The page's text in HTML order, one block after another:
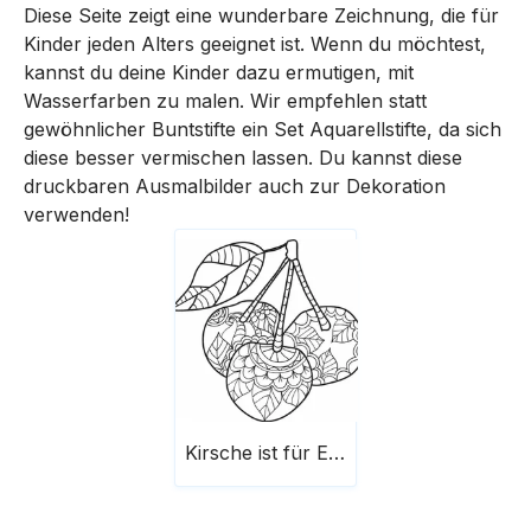
Diese Seite zeigt eine wunderbare Zeichnung, die für
Kinder jeden Alters geeignet ist. Wenn du möchtest,
kannst du deine Kinder dazu ermutigen, mit
Wasserfarben zu malen. Wir empfehlen statt
gewöhnlicher Buntstifte ein Set Aquarellstifte, da sich
diese besser vermischen lassen. Du kannst diese
druckbaren Ausmalbilder auch zur Dekoration
verwenden!
Kirsche ist für Erwachsene